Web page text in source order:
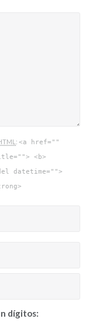
:<a href=""
<b>
datetime="">
dígitos: